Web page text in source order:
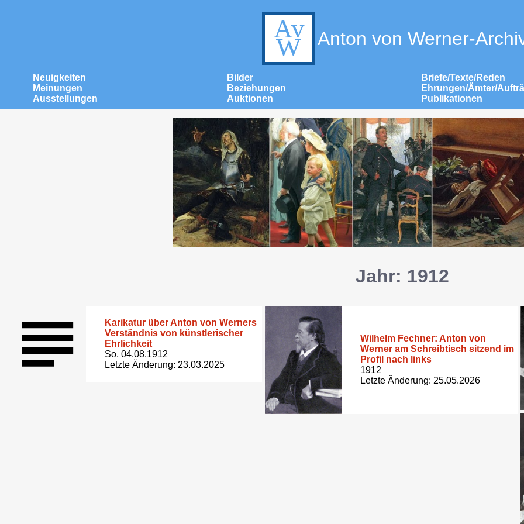
Anton von Werner-
Neuigkeiten Bilder
Briefe/Texte/Reden
Meinungen
Beziehungen
Ehrungen/Ämter/
Ausstellungen
Auktionen Publikationen
Jahr: 1912
Karikatur über Anton von Werners
Verständnis von künstlerischer
Ehrlichkeit
So, 04.08.1912
Letzte Änderung: 23.03.2025
Wilhelm Fechner: Anton von
Werner am Schreibtisch sitzend im
Profil nach links
1912
Letzte Änderung: 25.05.2026